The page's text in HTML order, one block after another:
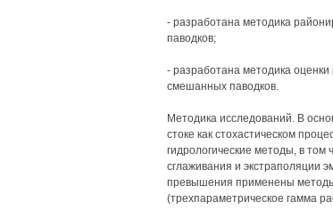
- разработана методика
паводков;
- разработана методика
смешанных паводков.
Методика исследований. В
стоке как стохастическом
гидрологические методы, в
сглаживания и экстраполяции
превышения применены
(трехпараметрическое гамма